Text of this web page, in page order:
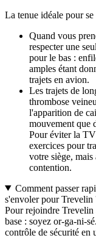
La tenue idéale pour
Quand vous
respecter une
pour le bas :
amples étant
trajets en avion.
Les trajets de
thrombose
l'apparition de
mouvement que
Pour éviter la
exercices pour
votre siège, mais
contention.
Comment passer
s'envoler pour Trevelin
Pour rejoindre Trevelin
base : soyez or-ga-ni-
contrôle de sécurité en